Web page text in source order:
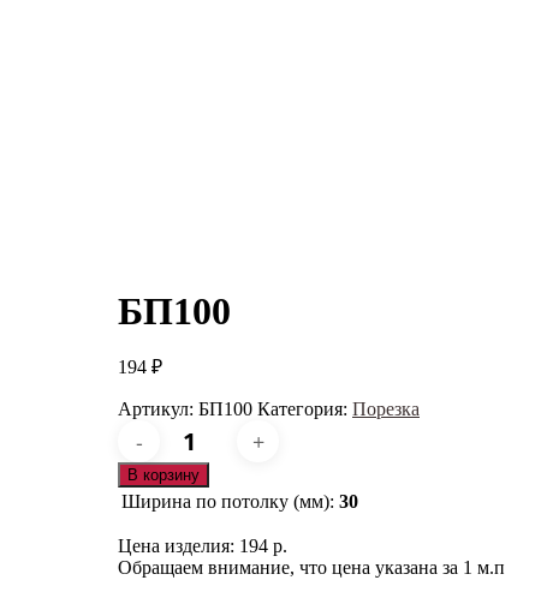
БП100
194 ₽
Артикул: БП100 Категория: Порезка
Количество
товара
БП100
В корзину
Ширина по потолку (мм): 30
Цена изделия: 194 р.
Обращаем внимание, что цена указана за 1 м.п